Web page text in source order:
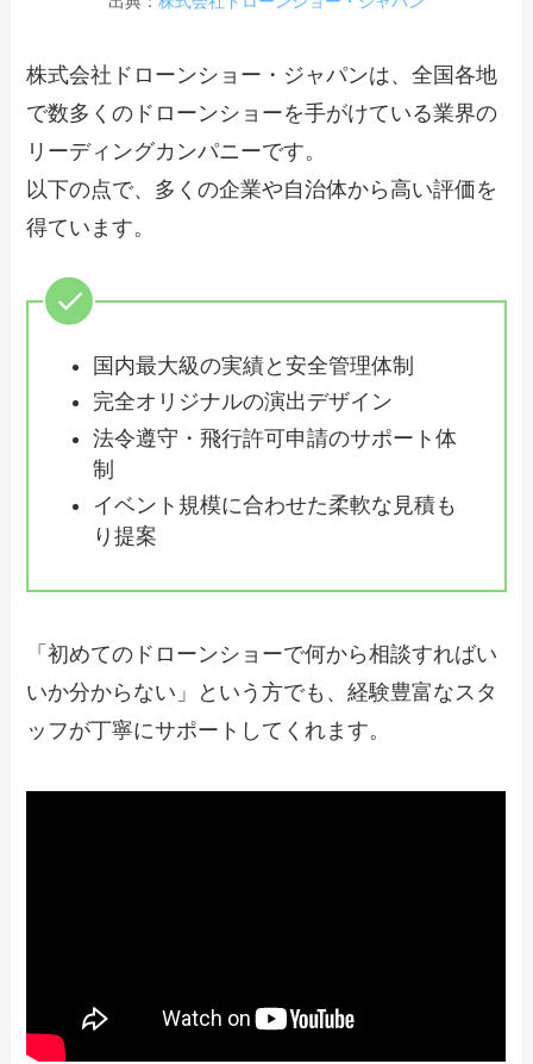
株式会社ドローンショー・ジャパンは、全国各地
で数多くのドローンショーを手がけている業界の
リーディングカンパニーです。
以下の点で、多くの企業や自治体から高い評価を
得ています。
国内最大級の実績と安全管理体制
完全オリジナルの演出デザイン
法令遵守・飛行許可申請のサポート体
制
イベント規模に合わせた柔軟な見積も
り提案
「初めてのドローンショーで何から相談すればい
いか分からない」という方でも、経験豊富なスタ
ッフが丁寧にサポートしてくれます。